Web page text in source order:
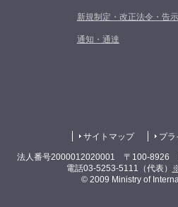
新規制定・改正法令・告示
通知・通達
サイトマップ プラ
法人番号2000012020001 〒100-8926
電話03-5253-5111（代表）
© 2009 Ministry of